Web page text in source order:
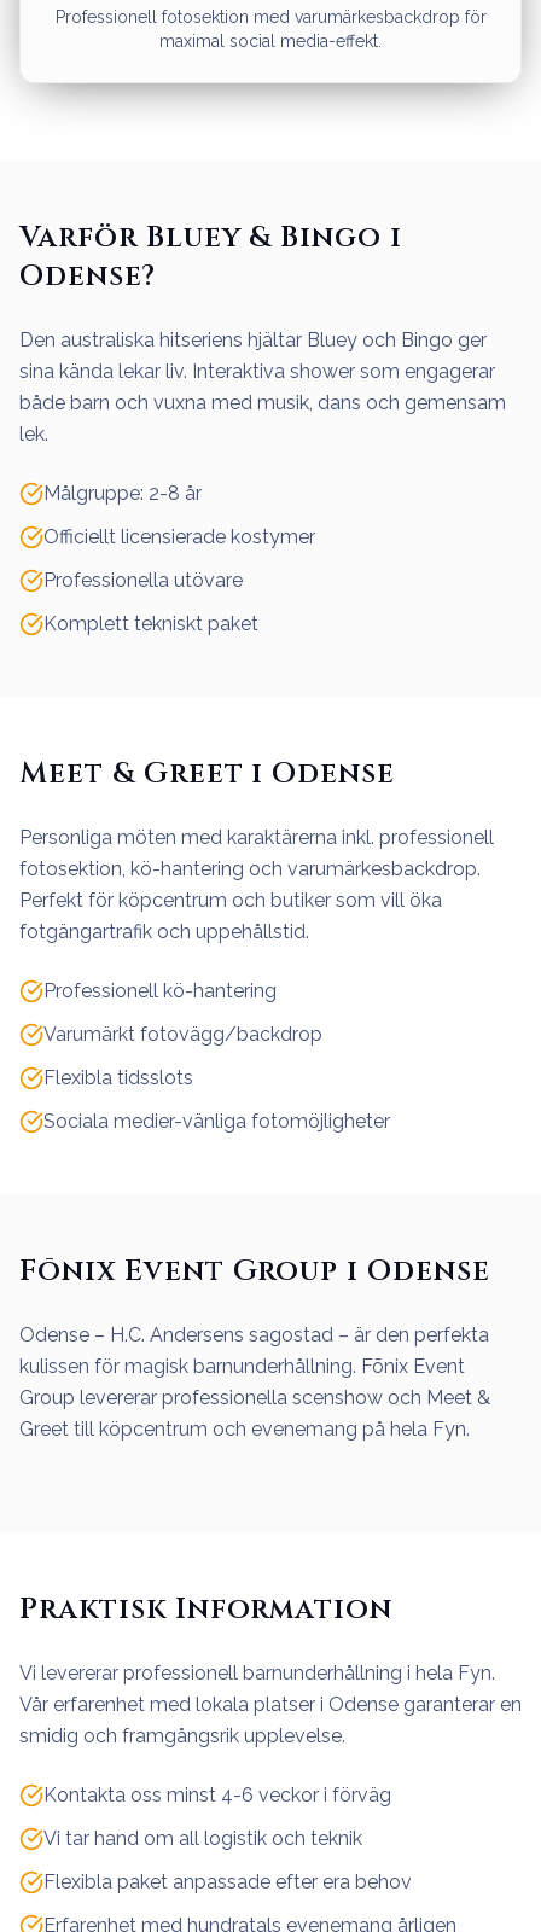
Professionell fotosektion med varumärkesbackdrop för
maximal social media-effekt.
Varför Bluey & Bingo i
Odense?
Den australiska hitseriens hjältar Bluey och Bingo ger
sina kända lekar liv. Interaktiva shower som engagerar
både barn och vuxna med musik, dans och gemensam
lek.
Målgruppe: 2-8 år
Officiellt licensierade kostymer
Professionella utövare
Komplett tekniskt paket
Meet & Greet i Odense
Personliga möten med karaktärerna inkl. professionell
fotosektion, kö-hantering och varumärkesbackdrop.
Perfekt för köpcentrum och butiker som vill öka
fotgängartrafik och uppehållstid.
Professionell kö-hantering
Varumärkt fotovägg/backdrop
Flexibla tidsslots
Sociala medier-vänliga fotomöjligheter
Fōnix Event Group i Odense
Odense – H.C. Andersens sagostad – är den perfekta
kulissen för magisk barnunderhållning. Fōnix Event
Group levererar professionella scenshow och Meet &
Greet till köpcentrum och evenemang på hela Fyn.
Praktisk Information
Vi levererar professionell barnunderhållning i hela Fyn.
Vår erfarenhet med lokala platser i Odense garanterar en
smidig och framgångsrik upplevelse.
Kontakta oss minst 4-6 veckor i förväg
Vi tar hand om all logistik och teknik
Flexibla paket anpassade efter era behov
Erfarenhet med hundratals evenemang årligen